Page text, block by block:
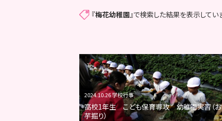
『梅花幼稚園』で検索した結果を表示してい
2024.10.26 学校行事
高校1年生 こども保育専攻 幼稚園実習（お
芋掘り）